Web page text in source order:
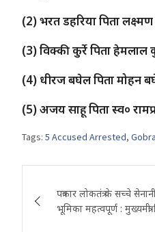
(2) भरत डहरिया पिता लक्ष्मण
(3) विक्की कुर्रे पिता हेमलाल
(4) धीरज बघेल पिता मोहन
(5) अजय साहू पिता स्व०
Tags: 5 Accused Arrested,
navigation
पत्रकार लोकतंत्र के सच्चे
भूमिका महत्वपूर्ण :